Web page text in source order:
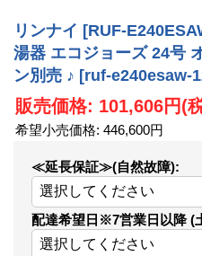
リンナイ [RUF-
湯器 エコジョーズ 24号
ン別売 ♪ [ruf-e240esaw-
販売価格: 101,606円(
希望小売価格: 446,600円
≪延長保証≫(自然故障):
配達希望日※7営業日以降 (